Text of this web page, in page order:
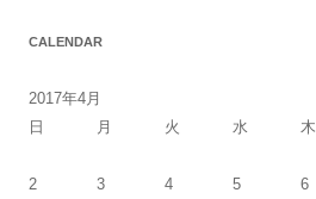
CALENDAR
2017年4月
日
月 火 水 木
2
3 4 5 6